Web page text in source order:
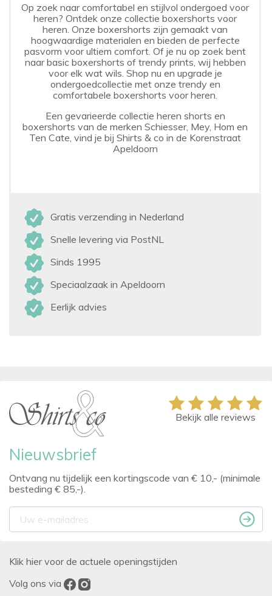
Op zoek naar comfortabel en stijlvol ondergoed voor
heren? Ontdek onze collectie boxershorts voor
heren. Onze boxershorts zijn gemaakt van
hoogwaardige materialen en bieden de perfecte
pasvorm voor ultiem comfort. Of je nu op zoek bent
naar basic boxershorts of trendy prints, wij hebben
voor elk wat wils. Shop nu en upgrade je
ondergoedcollectie met onze trendy en
comfortabele boxershorts voor heren.
Een gevarieerde collectie heren shorts en
boxershorts van de merken Schiesser, Mey, Hom en
Ten Cate, vind je bij Shirts & co in de Korenstraat
Apeldoorn
Gratis verzending in Nederland
Snelle levering via PostNL
Sinds 1995
Speciaalzaak in Apeldoorn
Eerlijk advies
Nieuwsbrief
Ontvang nu tijdelijk een kortingscode van € 10,- (minimale
besteding € 85,-).
Bekijk alle reviews
Klik hier voor de actuele openingstijden
Volg ons via